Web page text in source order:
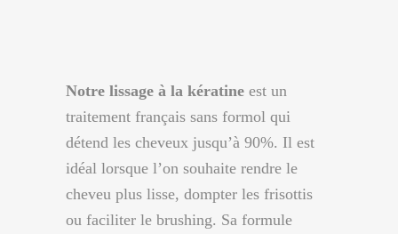
Notre lissage à la kératine est un
traitement français sans formol qui
détend les cheveux jusqu’à 90%. Il est
idéal lorsque l’on souhaite rendre le
cheveu plus lisse, dompter les frisottis
ou faciliter le brushing. Sa formule